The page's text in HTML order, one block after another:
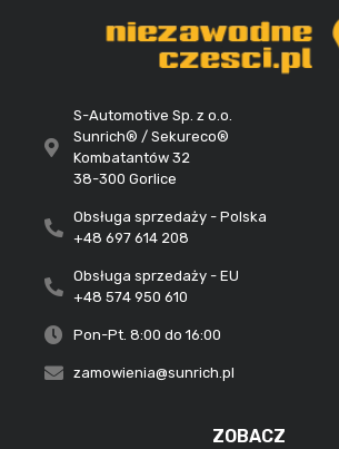
S-Automotive Sp. z o.o.
Sunrich® / Sekureco®
Kombatantów 32
38-300 Gorlice
Obsługa sprzedaży - Polska
+48 697 614 208
Obsługa sprzedaży - EU
+48 574 950 610
Pon-Pt. 8:00 do 16:00
zamowienia@sunrich.pl
ZOBACZ